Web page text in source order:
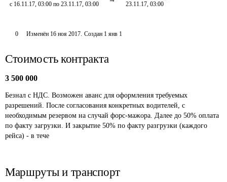
с 16.11.17, 03:00 по 23.11.17, 03:00
23.11.17, 03:00
0 Изменён 16 ноя 2017. Создан 1 янв 1
Стоимость контракта
3 500 000
Безнал с НДС. Возможен аванс для оформления требуемых
разрешений. После согласования конкретных водителей, с
необходимым резервом на случай форс-мажора. Далее до 50% оплата
по факту загрузки. И закрытие 50% по факту разгрузки (каждого
рейса) - в тече
Маршруты и транспорт